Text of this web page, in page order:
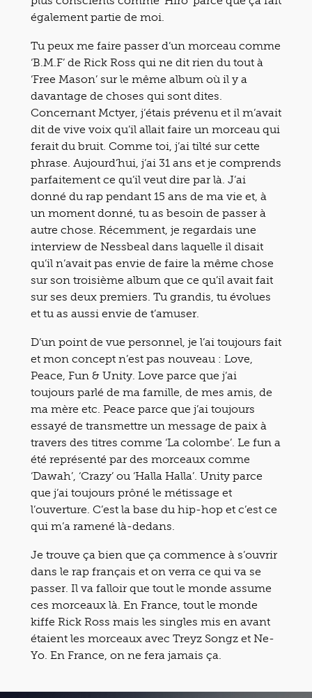
également partie de moi.
Tu peux me faire passer d’un morceau comme
‘B.M.F’ de Rick Ross qui ne dit rien du tout à
‘Free Mason’ sur le même album où il y a
davantage de choses qui sont dites.
Concernant Mctyer, j’étais prévenu et il m’avait
dit de vive voix qu’il allait faire un morceau qui
ferait du bruit. Comme toi, j’ai tilté sur cette
phrase. Aujourd’hui, j’ai 31 ans et je comprends
parfaitement ce qu’il veut dire par là. J’ai
donné du rap pendant 15 ans de ma vie et, à
un moment donné, tu as besoin de passer à
autre chose. Récemment, je regardais une
interview de Nessbeal dans laquelle il disait
qu’il n’avait pas envie de faire la même chose
sur son troisième album que ce qu’il avait fait
sur ses deux premiers. Tu grandis, tu évolues
et tu as aussi envie de t’amuser.
D’un point de vue personnel, je l’ai toujours fait
et mon concept n’est pas nouveau : Love,
Peace, Fun & Unity. Love parce que j’ai
toujours parlé de ma famille, de mes amis, de
ma mère etc. Peace parce que j’ai toujours
essayé de transmettre un message de paix à
travers des titres comme ‘La colombe’. Le fun a
été représenté par des morceaux comme
‘Dawah’, ‘Crazy’ ou ‘Halla Halla’. Unity parce
que j’ai toujours prôné le métissage et
l’ouverture. C’est la base du hip-hop et c’est ce
qui m’a ramené là-dedans.
Je trouve ça bien que ça commence à s’ouvrir
dans le rap français et on verra ce qui va se
passer. Il va falloir que tout le monde assume
ces morceaux là. En France, tout le monde
kiffe Rick Ross mais les singles mis en avant
étaient les morceaux avec Treyz Songz et Ne-
Yo. En France, on ne fera jamais ça.